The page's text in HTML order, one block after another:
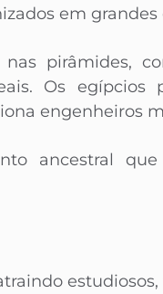
em grandes
pirâmides,
Os egípcios
engenheiros
ancestral